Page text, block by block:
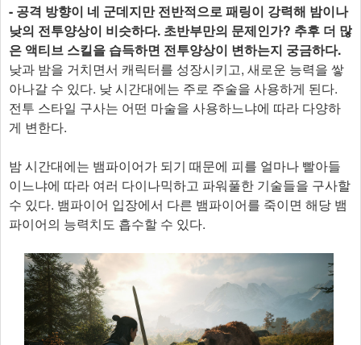
- 공격 방향이 네 군데지만 전반적으로 패링이 강력해 밤이나
낮의 전투양상이 비슷하다. 초반부만의 문제인가? 추후 더 많
은 액티브 스킬을 습득하면 전투양상이 변하는지 궁금하다.
낮과 밤을 거치면서 캐릭터를 성장시키고, 새로운 능력을 쌓
아나갈 수 있다. 낮 시간대에는 주로 주술을 사용하게 된다.
전투 스타일 구사는 어떤 마술을 사용하느냐에 따라 다양하
게 변한다.
밤 시간대에는 뱀파이어가 되기 때문에 피를 얼마나 빨아들
이느냐에 따라 여러 다이나믹하고 파워풀한 기술들을 구사할
수 있다. 뱀파이어 입장에서 다른 뱀파이어를 죽이면 해당 뱀
파이어의 능력치도 흡수할 수 있다.